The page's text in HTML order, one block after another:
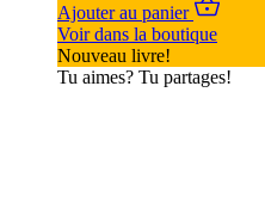
Ajouter au panier
Voir dans la boutique
Nouveau livre!
Tu aimes? Tu partages!